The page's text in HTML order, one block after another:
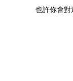
也許你會對